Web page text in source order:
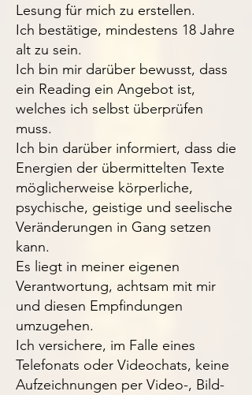
Lesung für mich zu erstellen.
Ich bestätige, mindestens 18 Jahre
alt zu sein.
Ich bin mir darüber bewusst, dass
ein Reading ein Angebot ist,
welches ich selbst überprüfen
muss.
Ich bin darüber informiert, dass die
Energien der übermittelten Texte
möglicherweise körperliche,
psychische, geistige und seelische
Veränderungen in Gang setzen
kann.
Es liegt in meiner eigenen
Verantwortung, achtsam mit mir
und diesen Empfindungen
umzugehen.
Ich versichere, im Falle eines
Telefonats oder Videochats, keine
Aufzeichnungen per Video-, Bild-